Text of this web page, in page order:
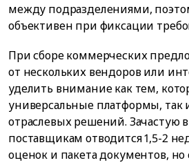
между подразделениями,
объективен при фиксации
При сборе коммерческих
от нескольких вендоров или
уделить внимание как тем,
универсальные платформы, так
отраслевых решений. Зачастую
поставщикам отводится 1,5-2
оценок и пакета документов, но